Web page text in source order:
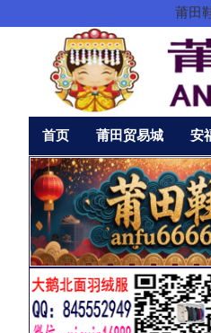
莆田
首页 莆田贸易城 安